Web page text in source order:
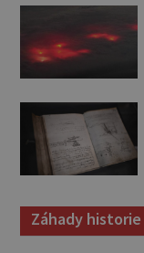
Záhady historie